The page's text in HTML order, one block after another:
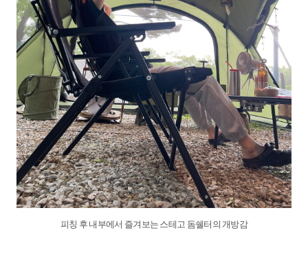
피칭 후 내부에서 즐겨보는 스테고 돔쉘터의 개방감